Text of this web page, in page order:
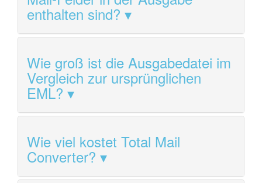
enthalten sind?
Wie groß ist die Ausgabedatei im
Vergleich zur ursprünglichen
EML?
Wie viel kostet Total Mail
Converter?